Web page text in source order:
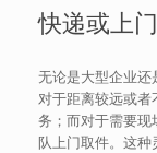
快递或上
无论是大型企业还
对于距离较远或
务；而对于需要
队上门取件。这种